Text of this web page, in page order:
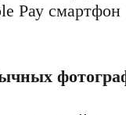
Рау смартфон